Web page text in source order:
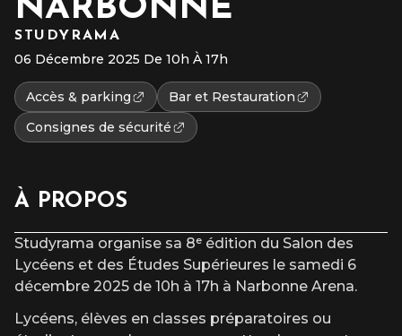
NARBONNE
STUDYRAMA
06 Décembre 2025 De 10h À 17h
Accès & parking
Bar et Restauration
Consignes de sécurité
À PROPOS
Studyrama organise sa 8ᵉ édition du Salon des
Lycéens et des Études Supérieures le samedi 6
décembre 2025 de 10h à 17h à Narbonne Arena.
Lycéens, élèves en classes préparatoires ou